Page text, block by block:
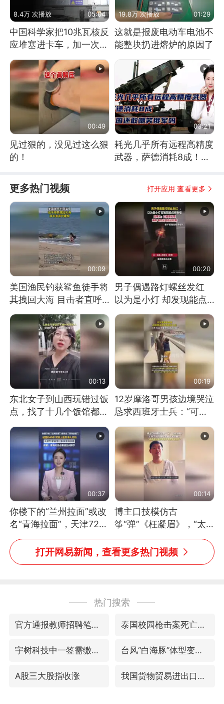
8.4万 次播放 05:04
中国科学家把10兆瓦核反
应堆塞进卡车，加一次燃
19.8万 次播放 01:29
这就是报废电动车电池不
能整块扔进熔炉的原因了
00:49
见过狠的，没见过这么狠
的！
03:21
耗光几乎所有远程高精度
武器，萨德消耗8成！美
更多热门视频 打开应用 查看更多
00:09
美国渔民钓获鲨鱼徒手将
其拽回大海 目击者直呼
震惊 （视频来源：参考
消息）
00:20
男子偶遇路灯螺丝发红
以为是小灯 却发现能点
燃香烟 当事人：已报警
处理
00:13
东北女子到山西玩错过饭
点，找了十几个饭馆都没
开门：午休到几点
00:19
12岁摩洛哥男孩边境哭泣
恳求西班牙士兵：“可不
可以不要把我遣返回国”
00:37
你楼下的“兰州拉面”或改
名“青海拉面”，天津72家
面馆已集体更换招牌
00:14
博主口技模仿古
筝“弹”《枉凝眉》，“太
像了～你是吃古筝长大的
吗？”“或将成为首位考级
不带古筝的选手。”（来
打开网易新闻，查看更多热门视频
热门搜索
官方通报教师招聘笔试前13名被淘汰 泰国校园枪击案死亡人数升至7人
宇树科技中一签需缴款7.54万元 台风“白海豚”体型变大！环流面积接近13个浙江那么大
A股三大股指收涨 我国货物贸易进出口超30万亿元